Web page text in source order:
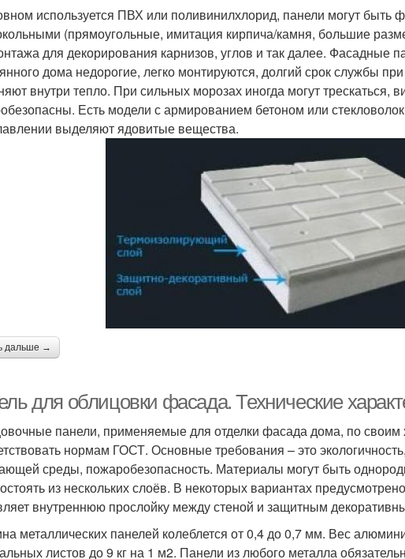
используется ПВХ или поливинилхлорид, панели могут
(прямоугольные, имитация кирпича/камня, большие
для декорирования карнизов, углов и так далее. Фасадные
дома недорогие, легко монтируются, долгий срок службы
внутри тепло. При сильных морозах иногда могут трескаться,
Есть модели с армированием бетоном или
выделяют ядовитые вещества.
дальше →
для облицовки фасада. Технические
панели, применяемые для отделки фасада дома, по своим
нормам ГОСТ. Основные требования – это
среды, пожаробезопасность. Материалы могут быть
из нескольких слоёв. В некоторых вариантах
внутреннюю прослойку между стеной и защитным
металлических панелей колеблется от 0,4 до 0,7 мм. Вес
листов до 9 кг на 1 м2. Панели из любого металла